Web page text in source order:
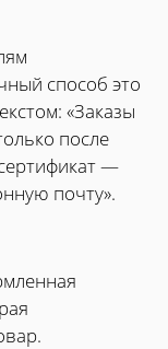
способ это
«Заказы
после
—
почту».